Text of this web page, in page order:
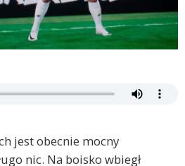
jest obecnie mocny
nic. Na boisko wbiegł